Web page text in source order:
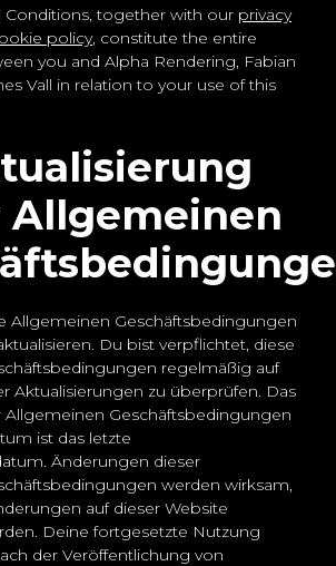
Conditions, together with our privacy
policy, constitute the entire
you and Alpha Rendering, Fabian
Vall in relation to your use of this
Allgemeinen
Allgemeinen Geschäftsbedingungen
Du bist verpflichtet, diese
regelmäßig auf
Aktualisierungen zu überprüfen. Das
Allgemeinen Geschäftsbedingungen
ist das letzte
Änderungen dieser
werden wirksam,
auf dieser Website
Deine fortgesetzte Nutzung
der Veröffentlichung von